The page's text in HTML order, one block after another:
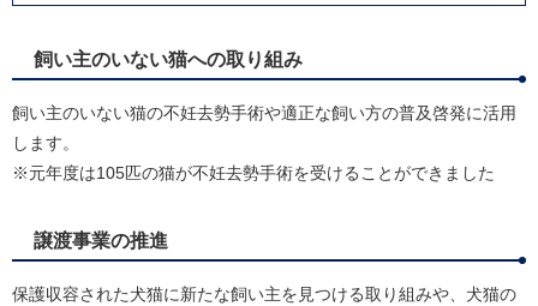
飼い主のいない猫への取り組み
飼い主のいない猫の不妊去勢手術や適正な飼い方の普及啓発に活用
します。
※元年度は105匹の猫が不妊去勢手術を受けることができました
譲渡事業の推進
保護収容された犬猫に新たな飼い主を見つける取り組みや、犬猫の